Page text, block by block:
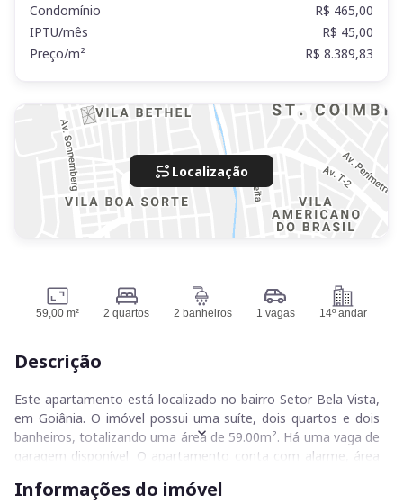
Condomínio
R$ 465,00
IPTU/mês
R$ 45,00
Preço/m²
R$ 8.389,83
Localização
59,00 m² 2 quartos 2 banheiros 1 vagas 14º andar
Descrição
Este apartamento está localizado no bairro Setor Bela Vista,
em Goiânia. O imóvel possui uma suíte, dois quartos e dois
banheiros, totalizando uma área de 59.00m². Há uma vaga de
garagem disponível. O apartamento conta com alarme, área
americana, cuba em inox, entrada de serviço, espaço
Informações do imóvel